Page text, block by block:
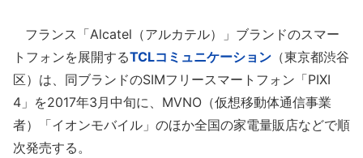
フランス「Alcatel（アルカテル）」ブランドのスマー
トフォンを展開するTCLコミュニケーション （東京都渋谷
区）は、同ブランドのSIMフリースマートフォン「PIXI
4」を2017年3月中旬に、MVNO（仮想移動体通信事業
者）「イオンモバイル」のほか全国の家電量販店などで順
次発売する。